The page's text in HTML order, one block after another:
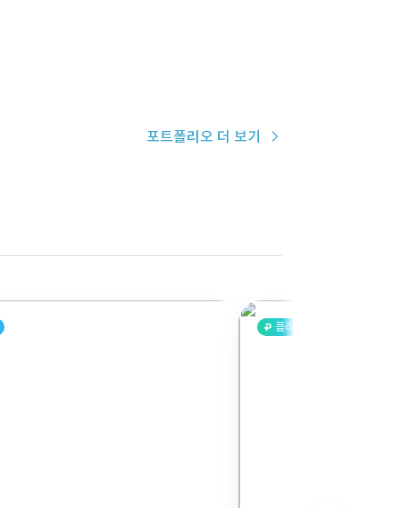
포트폴리오 더 보기
플러스